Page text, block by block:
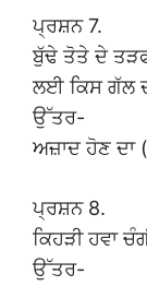
ਪ੍ਰਸ਼ਨ 7.
ਬੁੱਢੇ ਤੋਤੇ ਦੇ
ਲਈ ਕਿਸ ਗੱਲ
ਉੱਤਰ-
ਅਜ਼ਾਦ ਹੋਣ ਦਾ
ਪ੍ਰਸ਼ਨ 8.
ਕਿਹੜੀ ਹਵਾ
ਉੱਤਰ-